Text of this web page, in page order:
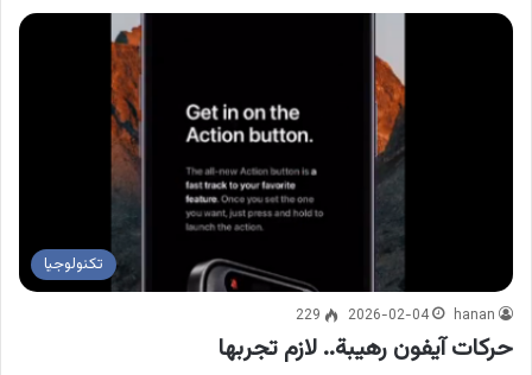
تكنولوجيا
hanan
2026-02-04
229
حركات آيفون رهيبة.. لازم تجربها